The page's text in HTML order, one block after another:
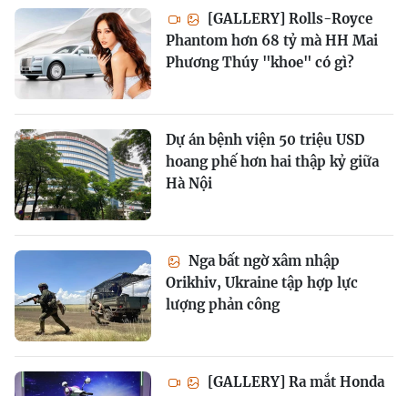
[GALLERY] Rolls-Royce
Phantom hơn 68 tỷ mà HH Mai
Phương Thúy "khoe" có gì?
Dự án bệnh viện 50 triệu USD
hoang phế hơn hai thập kỷ giữa
Hà Nội
Nga bất ngờ xâm nhập
Orikhiv, Ukraine tập hợp lực
lượng phản công
[GALLERY] Ra mắt Honda